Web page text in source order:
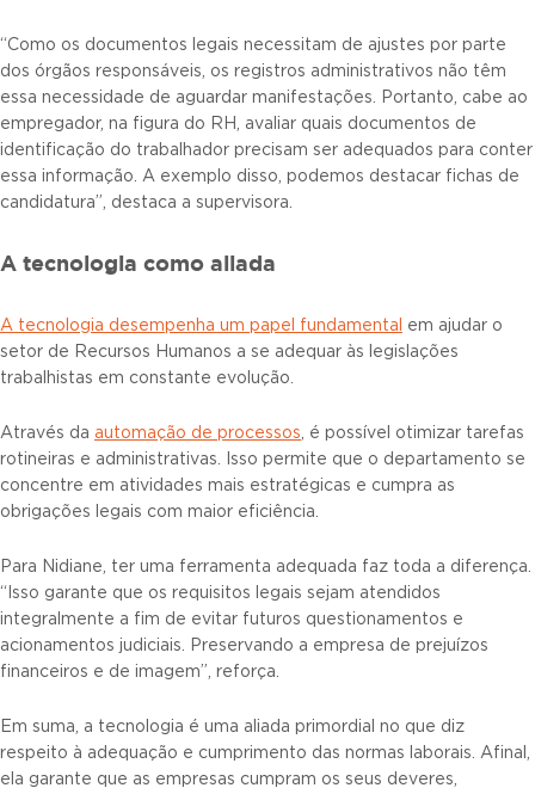
“Como os documentos legais necessitam de ajustes por parte
dos órgãos responsáveis, os registros administrativos não têm
essa necessidade de aguardar manifestações. Portanto, cabe ao
empregador, na figura do RH, avaliar quais documentos de
identificação do trabalhador precisam ser adequados para conter
essa informação. A exemplo disso, podemos destacar fichas de
candidatura”, destaca a supervisora.
A tecnologia como aliada
A tecnologia desempenha um papel fundamental
em ajudar o
setor de Recursos Humanos a se adequar às legislações
trabalhistas em constante evolução.
Através da automação de processos, é possível otimizar tarefas
rotineiras e administrativas. Isso permite que o departamento se
concentre em atividades mais estratégicas e cumpra as
obrigações legais com maior eficiência.
Para Nidiane, ter uma ferramenta adequada faz toda a diferença.
“Isso garante que os requisitos legais sejam atendidos
integralmente a fim de evitar futuros questionamentos e
acionamentos judiciais. Preservando a empresa de prejuízos
financeiros e de imagem”, reforça.
Em suma, a tecnologia é uma aliada primordial no que diz
respeito à adequação e cumprimento das normas laborais. Afinal,
ela garante que as empresas cumpram os seus deveres,